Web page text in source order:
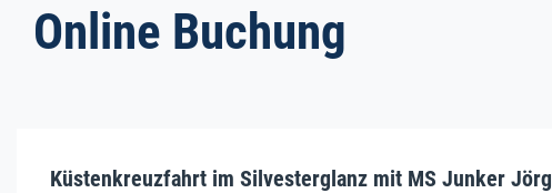
Online Buchung
Küstenkreuzfahrt im Silvesterglanz mit MS Junker Jörg